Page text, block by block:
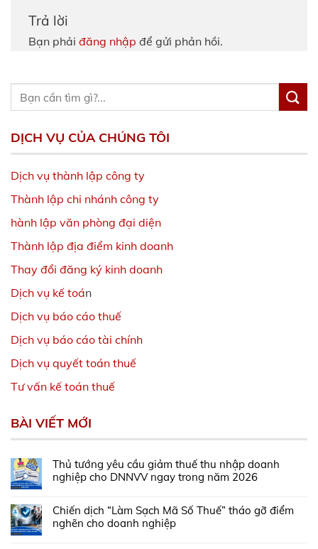
Trả lời
Bạn phải đăng nhập để gửi phản hồi.
DỊCH VỤ CỦA CHÚNG TÔI
Dịch vụ thành lập công ty
Thành lập chi nhánh công ty
hành lập văn phòng đại diện
Thành lập địa điểm kinh doanh
Thay đổi đăng ký kinh doanh
Dịch vụ kế toán
Dịch vụ báo cáo thuế
Dịch vụ báo cáo tài chính
Dịch vụ quyết toán thuế
Tư vấn kế toán thuế
BÀI VIẾT MỚI
Thủ tướng yêu cầu giảm thuế thu nhập doanh
nghiệp cho DNNVV ngay trong năm 2026
Chiến dịch “Làm Sạch Mã Số Thuế” tháo gỡ điểm
nghẽn cho doanh nghiệp